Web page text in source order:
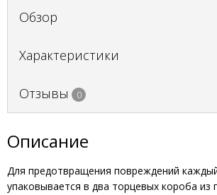
Обзор
Характеристики
Отзывы 0
Описание
Для предотвращения повреждений
упаковывается в два торцевых короба из